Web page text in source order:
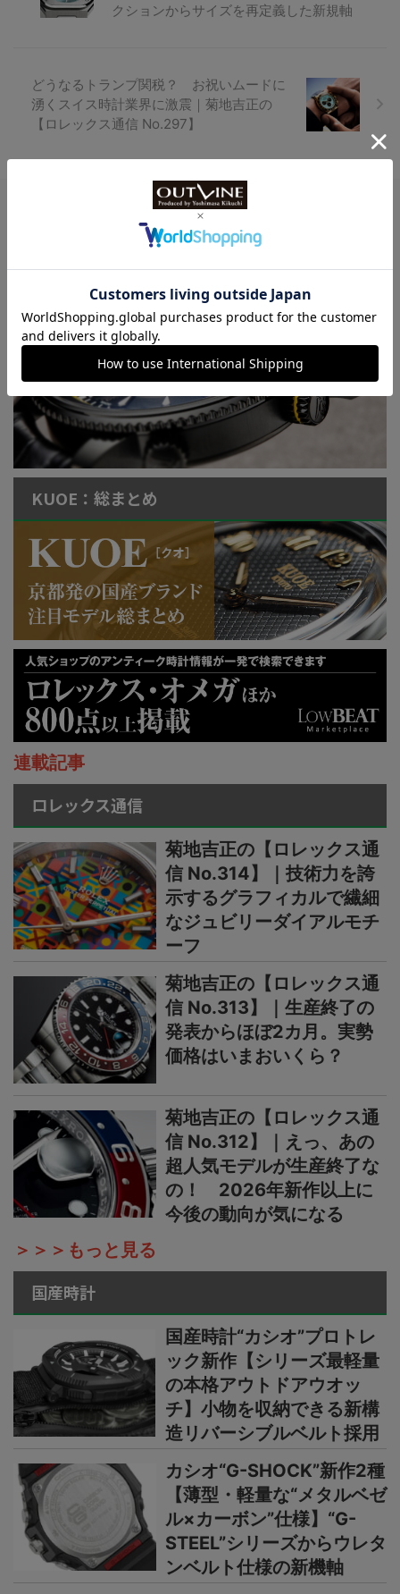
クションからサイズを再定義した新規軸
どうなるトランプ関税？ お祝いムードに
湧くスイス時計業界に激震｜菊地吉正の
【ロレックス通信 No.297】
Watch LIFE NEWS
LowBEAT Marketplace
ONLINE SHOP
特許取得“耐衝撃”ウオッチなど
KUOE：総まとめ
連載記事
ロレックス通信
菊地吉正の【ロレックス通
信 No.314】｜技術力を誇
示するグラフィカルで繊細
なジュビリーダイアルモチ
ーフ
菊地吉正の【ロレックス通
信 No.313】｜生産終了の
発表からほぼ2カ月。実勢
価格はいまおいくら？
菊地吉正の【ロレックス通
信 No.312】｜えっ、あの
超人気モデルが生産終了な
の！ 2026年新作以上に
今後の動向が気になる
＞＞＞もっと見る
国産時計
国産時計“カシオ”プロトレ
ック新作【シリーズ最軽量
の本格アウトドアウオッ
チ】小物を収納できる新構
造リバーシブルベルト採用
カシオ“G-SHOCK”新作2種
【薄型・軽量な“メタルベゼ
ル×カーボン”仕様】“G-
STEEL”シリーズからウレタ
ンベルト仕様の新機軸